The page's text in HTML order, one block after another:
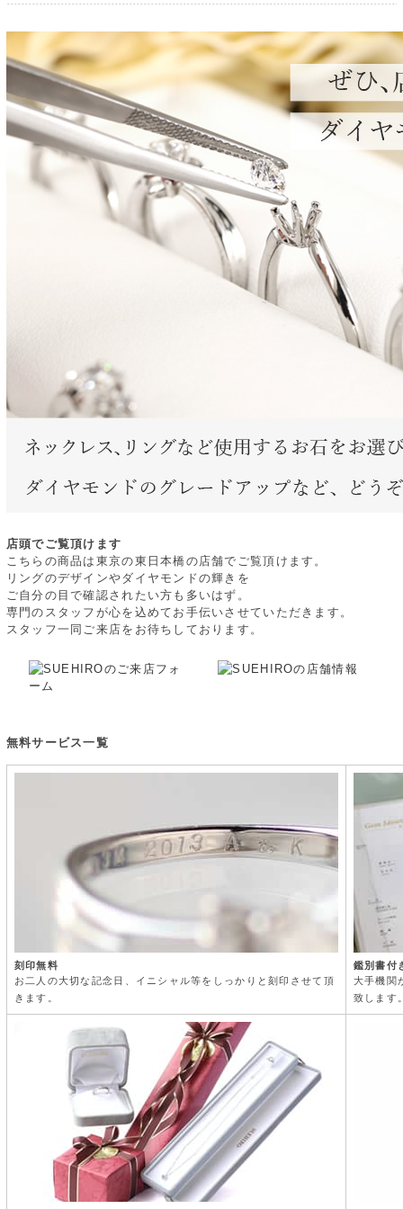
店頭でご覧頂けます
こちらの商品は東京の東日本橋の店舗でご覧頂けます。
リングのデザインやダイヤモンドの輝きを
ご自分の目で確認されたい方も多いはず。
専門のスタッフが心を込めてお手伝いさせていただきます。
スタッフ一同ご来店をお待ちしております。
無料サービス一覧
刻印無料
お二人の大切な記念日、イニシャル等をしっかりと刻印させて頂
きます。
鑑別書付
大手機関
致します